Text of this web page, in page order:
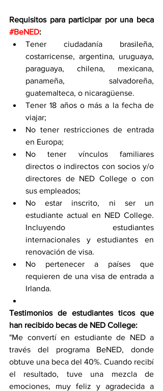
#BeNED:
Tener ciudadanía brasileña,
costarricense, argentina, uruguaya,
paraguaya, chilena, mexicana,
panameña, salvadoreña,
guatemalteca, o nicaragüense.
Tener 18 años o más a la fecha de
viajar;
No tener restricciones de entrada
en Europa;
No tener vínculos familiares
directos o indirectos con socios y/o
directores de NED College o con
sus empleados;
No estar inscrito, ni ser un
estudiante actual en NED College.
Incluyendo estudiantes
internacionales y estudiantes en
renovación de visa.
No pertenecer a países que
requieren de una visa de entrada a
Irlanda.
Testimonios de estudiantes ticos que
han recibido becas de NED College:
"Me convertí en estudiante de NED a
través del programa BeNED, donde
obtuve una beca del 40%. Cuando recibí
el resultado, tuve una mezcla de
emociones, muy feliz y agradecida a